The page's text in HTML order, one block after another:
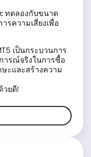
ทดลองกับขนาด
รความเสี่ยงเพื่อ
เป็นกระบวนการ
รณ์จริงในการซื้อ
ะและสร้างความ
ยดี!